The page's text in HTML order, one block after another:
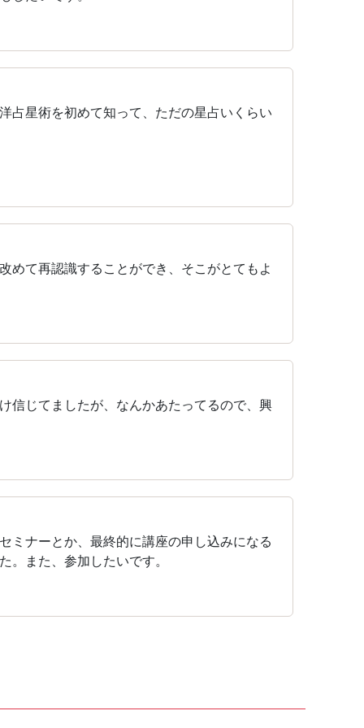
占星術を初めて知って、ただの星占いくらい
めて再認識することができ、そこがとてもよ
信じてましたが、なんかあたってるので、興
ミナーとか、最終的に講座の申し込みになる
また、参加したいです。